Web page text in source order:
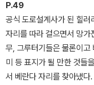
P.49
공식 도로설계사가 된 힐
자리를 따라 걸으면서 망
무, 그루터기들은 물론이고
미 등 표지가 될 만한 것들
서 베란다 자리를 찾아냈다